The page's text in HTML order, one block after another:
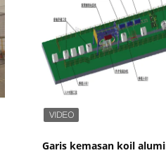
Garis kemasan koil